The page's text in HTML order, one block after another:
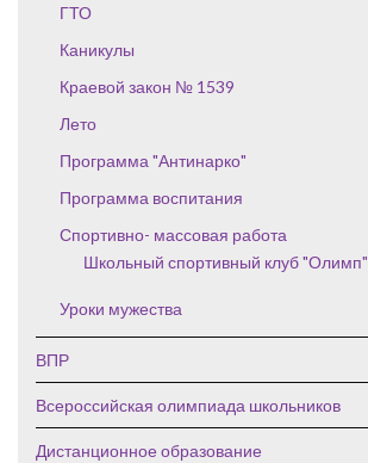
ГТО
Каникулы
Краевой закон № 1539
Лето
Программа "Антинарко"
Программа воспитания
Спортивно- массовая работа
Школьный спортивный клуб "Олимп"
Уроки мужества
ВПР
Всероссийская олимпиада школьников
Дистанционное образование